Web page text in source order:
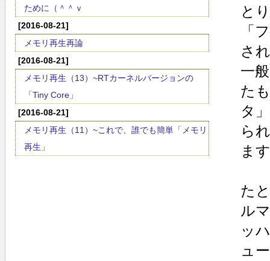
ために（＾＾ｖ
[2016-08-21]
メモリ再生再論
[2016-08-21]
メモリ再生（13）~RTカーネルバージョンの
「Tiny Core」
[2016-08-21]
メモリ再生（11）~これで、誰でも簡単「メモリ
再生」
と
「
さ
一
た
タ
ら
ま
た
ル
ッ
ュ